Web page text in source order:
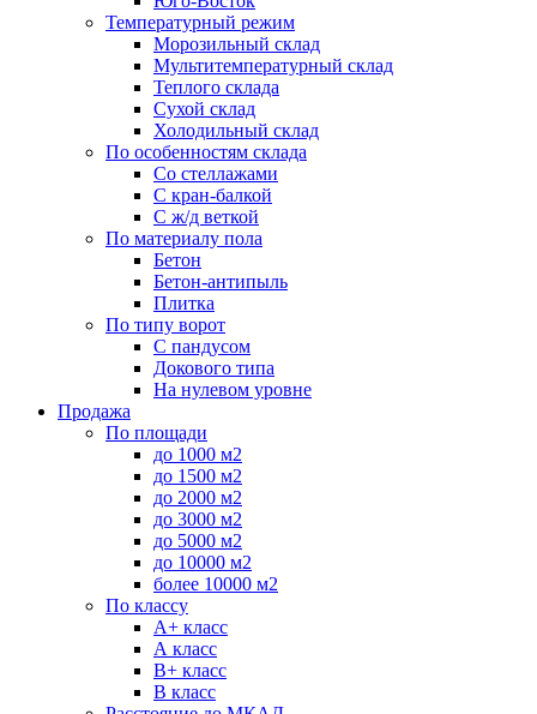
Температурный режим
Морозильный склад
Мультитемпературный склад
Теплого склада
Сухой склад
Холодильный склад
По особенностям склада
Со стеллажами
С кран-балкой
С ж/д веткой
По материалу пола
Бетон
Бетон-антипыль
Плитка
По типу ворот
С пандусом
Докового типа
На нулевом уровне
Продажа
По площади
до 1000 м2
до 1500 м2
до 2000 м2
до 3000 м2
до 5000 м2
до 10000 м2
более 10000 м2
По классу
A+ класс
А класс
В+ класс
B класс